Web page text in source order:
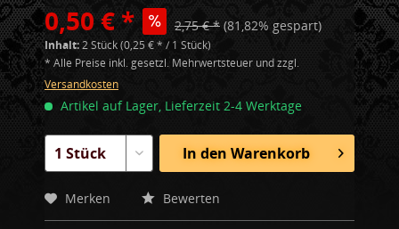
0,50 € * 2,75 € * (81,82% gespart)
Inhalt:2 Stück (0,25 € * / 1 Stück)
* Alle Preise inkl. gesetzl. Mehrwertsteuer und zzgl.
Versandkosten
Artikel auf Lager, Lieferzeit 2-4 Werktage
In den Warenkorb
Merken Bewerten